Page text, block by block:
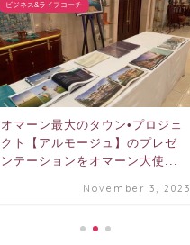
ビジネス&ライフコーチ
オマーン最大のタウン•プロジェ
クト【アルモージュ】のプレゼ
ンテーションをオマーン大使...
November 3, 2023